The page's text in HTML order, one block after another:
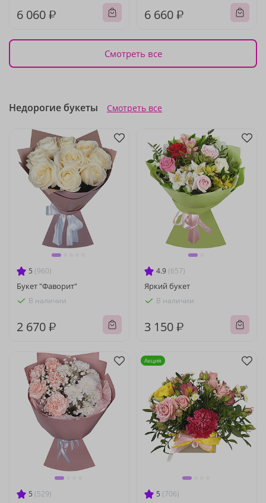
6 060 ₽ 6 660 ₽
Смотреть все
Недорогие букеты Смотреть все
5 (960)
Букет "Фаворит"
В наличии
2 670 ₽
4.9 (657)
Яркий букет
В наличии
3 150 ₽
5 (529) 5 (706)
Акция